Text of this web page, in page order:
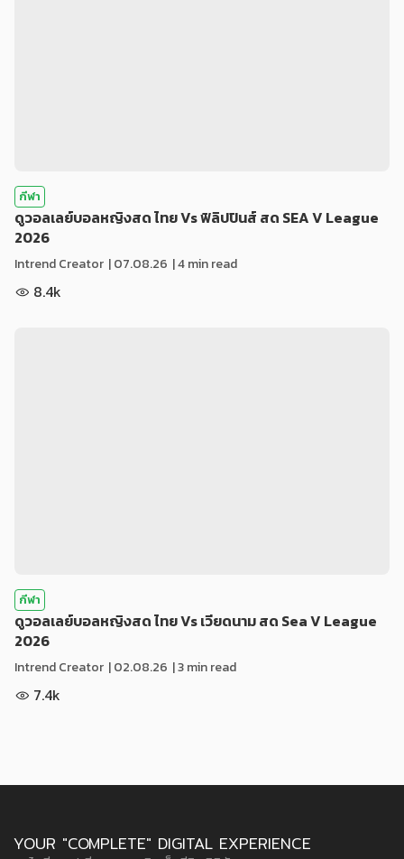
กีฬา
ดูวอลเลย์บอลหญิงสด ไทย Vs ฟิลิปปินส์ สด SEA V League
2026
Intrend Creator |07.08.26 | 4 min read
8.4k
กีฬา
ดูวอลเลย์บอลหญิงสด ไทย Vs เวียดนาม สด Sea V League
2026
Intrend Creator |02.08.26 | 3 min read
7.4k
YOUR "COMPLETE" DIGITAL EXPERIENCE